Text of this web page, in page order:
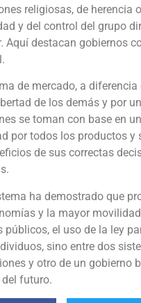
religiosas, de herencia
y del control del grupo
Aquí destacan gobiernos
de mercado, a
de los demás y por
se toman con base en
por todos los productos
de sus correctas
ha demostrado que
y la mayor
públicos, el uso de la ley
sino entre dos
y otro de un gobierno
futuro.